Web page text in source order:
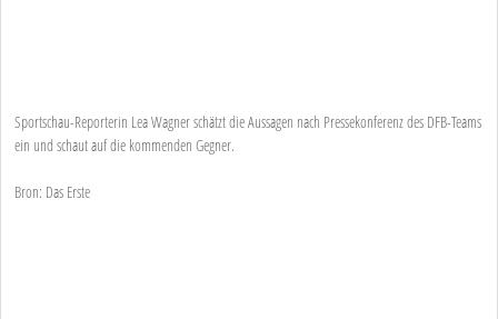
Sportschau-Reporterin Lea Wagner schätzt die Aussagen nach Pressekonferenz des DFB-Teams
ein und schaut auf die kommenden Gegner.
Bron: Das Erste